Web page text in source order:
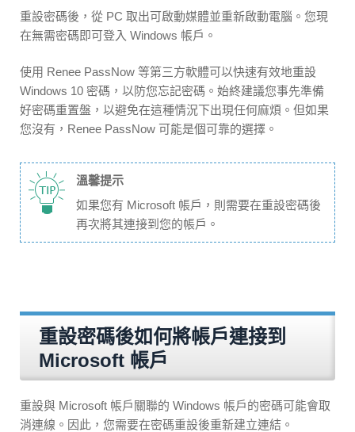
重設密碼後，從 PC 取出可啟動媒體並重新啟動電腦。您現
在無需密碼即可登入 Windows 帳戶。
使用 Renee PassNow 等第三方軟體可以快速有效地重設
Windows 10 密碼，以防您忘記密碼。始終建議您事先準備
好密碼重置盤，以避免在這種情況下出現任何麻煩。但如果
您沒有，Renee PassNow 可能是個可靠的選擇。
溫馨提示
如果您有 Microsoft 帳戶，則需要在重設密碼後
再次將其連接到您的帳戶。
重設密碼後如何將帳戶連接到
Microsoft 帳戶
重設與 Microsoft 帳戶關聯的 Windows 帳戶的密碼可能會取
消連線。因此，您需要在密碼重設後重新建立連結。